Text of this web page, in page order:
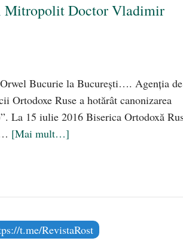
Mitropolit Doctor Vladimir
Bucurie la București…. Agenția de
Ortodoxe Ruse a hotărât canonizarea
La 15 iulie 2016 Biserica Ortodoxă
[Mai mult…]
t.me/RevistaRost